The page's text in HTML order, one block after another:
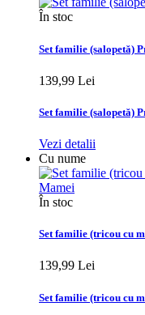
În stoc
Set familie (salopetă)
139,99 Lei
Set familie (salopetă)
Vezi detalii
Cu nume
În stoc
Set familie (tricou cu
139,99 Lei
Set familie (tricou cu